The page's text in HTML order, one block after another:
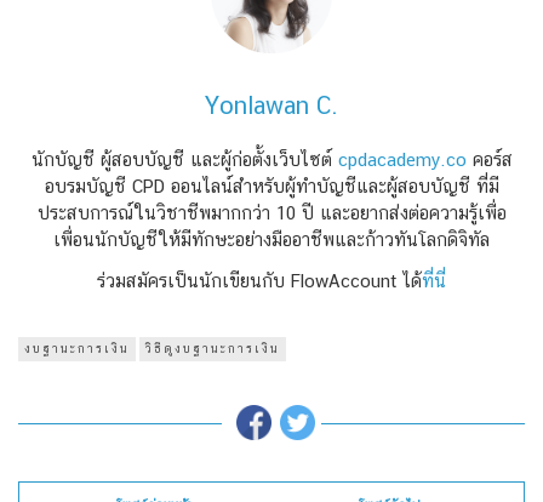
Yonlawan C.
นักบัญชี ผู้สอบบัญชี และผู้ก่อตั้งเว็บไซต์ cpdacademy.co คอร์ส
อบรมบัญชี CPD ออนไลน์สำหรับผู้ทำบัญชีและผู้สอบบัญชี ที่มี
ประสบการณ์ในวิชาชีพมากกว่า 10 ปี และอยากส่งต่อความรู้เพื่อ
เพื่อนนักบัญชีให้มีทักษะอย่างมืออาชีพและก้าวทันโลกดิจิทัล
ร่วมสมัครเป็นนักเขียนกับ FlowAccount ได้ที่นี่
งบฐานะการเงิน วิธีดูงบฐานะการเงิน